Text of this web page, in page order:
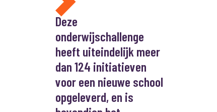
Deze
onderwijschallenge
heeft uiteindelijk meer
dan 124 initiatieven
voor een nieuwe school
opgeleverd, en is